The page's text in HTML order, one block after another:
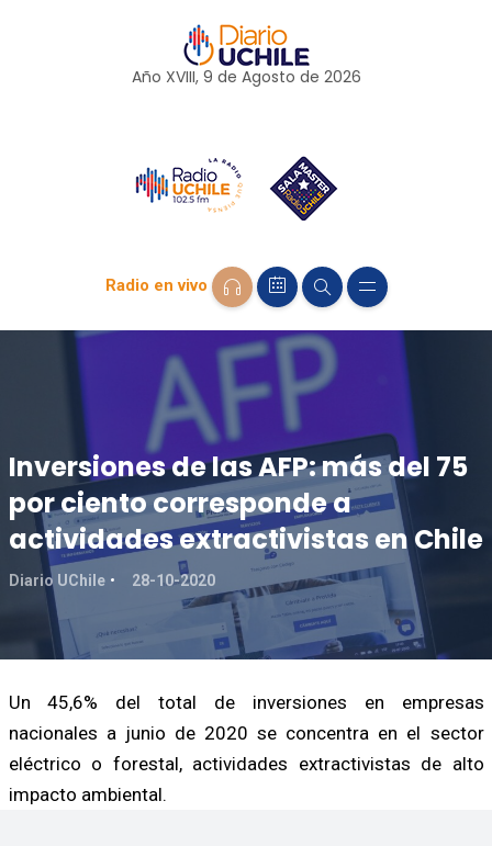
Año XVIII, 9 de Agosto de 2026
Radio en vivo
Inversiones de las AFP: más del 75
por ciento corresponde a
actividades extractivistas en Chile
Diario UChile 28-10-2020
Un 45,6% del total de inversiones en empresas
nacionales a junio de 2020 se concentra en el sector
eléctrico o forestal, actividades extractivistas de alto
impacto ambiental.